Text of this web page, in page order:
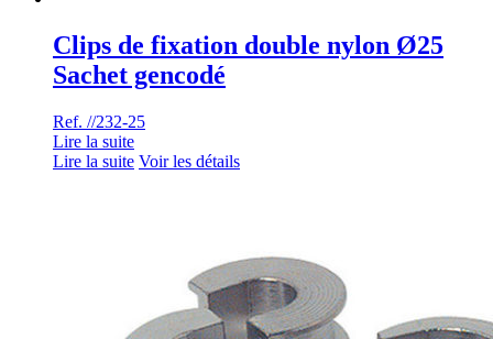
Clips de fixation double nylon Ø25
Sachet gencodé
Ref. //232-25
Lire la suite
Lire la suite Voir les détails